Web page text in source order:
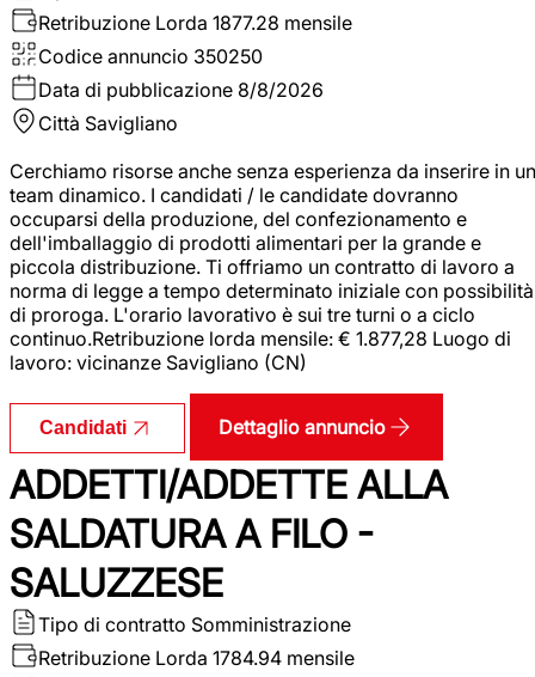
Retribuzione Lorda 1877.28 mensile
Codice annuncio 350250
Data di pubblicazione 8/8/2026
Città Savigliano
Cerchiamo risorse anche senza esperienza da inserire in un
team dinamico. I candidati / le candidate dovranno
occuparsi della produzione, del confezionamento e
dell'imballaggio di prodotti alimentari per la grande e
piccola distribuzione. Ti offriamo un contratto di lavoro a
norma di legge a tempo determinato iniziale con possibilità
di proroga. L'orario lavorativo è sui tre turni o a ciclo
continuo.Retribuzione lorda mensile: € 1.877,28 Luogo di
lavoro: vicinanze Savigliano (CN)
Candidati Dettaglio annuncio
ADDETTI/ADDETTE ALLA
SALDATURA A FILO -
SALUZZESE
Tipo di contratto Somministrazione
Retribuzione Lorda 1784.94 mensile